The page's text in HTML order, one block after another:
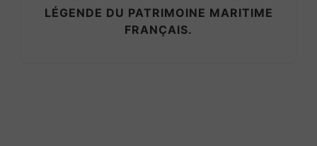
LÉGENDE DU PATRIMOINE MARITIME
FRANÇAIS.